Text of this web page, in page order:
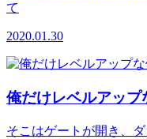
て
2020.01.30
俺だけレベルアップ
そこはゲートが開き、